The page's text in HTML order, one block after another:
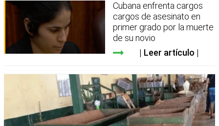
Cubana enfrenta cargos
cargos de asesinato en
primer grado por la muerte
de su novio
Leer artículo